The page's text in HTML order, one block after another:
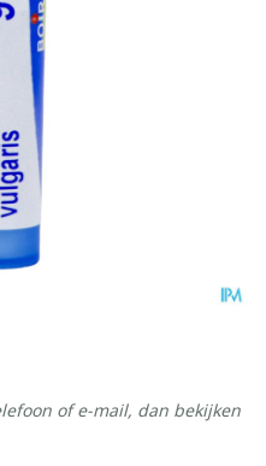
of e-mail, dan bekijken